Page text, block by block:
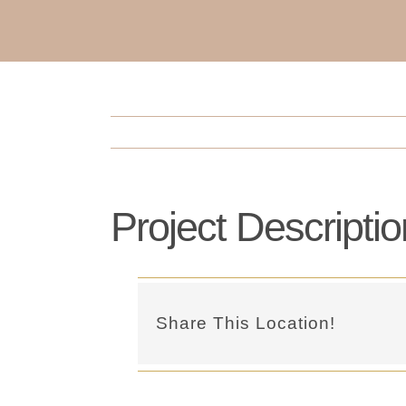
Project
Share This Location!